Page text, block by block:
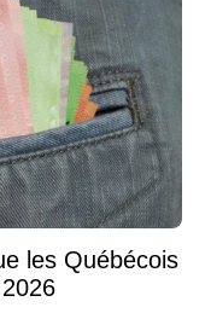
les Québécois